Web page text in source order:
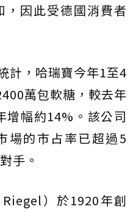
因此受德國消費者
計，哈瑞寶今年1至4
萬包軟糖，較去年
增幅約14%。該公司
場的市占率已超過5
手。
）於1920年創